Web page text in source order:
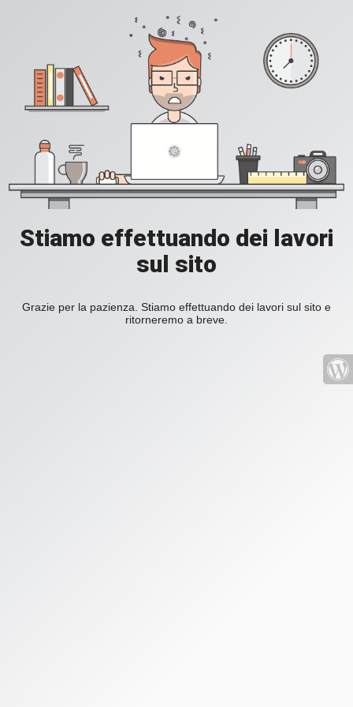
Stiamo effettuando dei lavori
sul sito
Grazie per la pazienza. Stiamo effettuando dei lavori sul sito e
ritorneremo a breve.